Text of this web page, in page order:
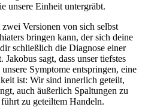
unsere Einheit untergräbt.
Versionen von sich selbst
bringen kann, der sich deine
schließlich die Diagnose einer
sagt, dass unser tiefstes
Symptome entspringen, eine
ist: Wir sind innerlich geteilt,
auch äußerlich Spaltungen zu
zu geteiltem Handeln.